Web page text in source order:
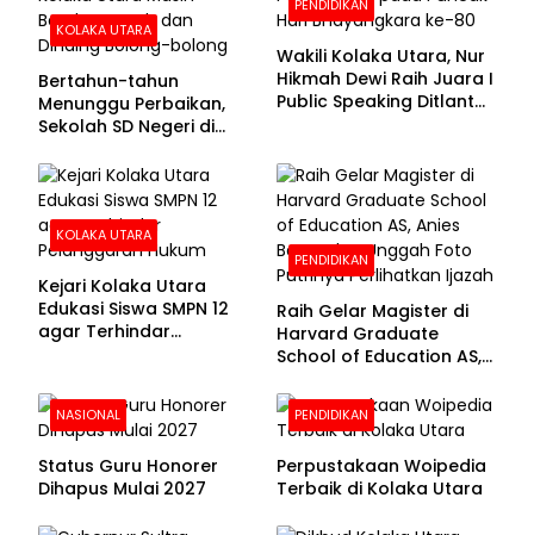
KOLAKA UTARA
Bertahun-tahun
Menunggu Perbaikan,
Sekolah SD Negeri di
Beralas Tanah dan
Dinding Bolong-bolong
PENDIDIKAN
Wakili Kolaka Utara, Nur
Hikmah Dewi Raih Juara I
Public Speaking Ditlantas
Bhayangkara ke-80
KOLAKA UTARA
Kejari Kolaka Utara
Edukasi Siswa SMPN 12
agar Terhindar
PENDIDIKAN
Raih Gelar Magister di
Harvard Graduate
School of Education AS,
Foto Putrinya Perlihatkan
Ijazah
NASIONAL
Status Guru Honorer
Dihapus Mulai 2027
PENDIDIKAN
Perpustakaan Woipedia
Terbaik di Kolaka Utara